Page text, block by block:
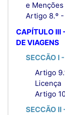
e
Artigo 8.º
CAPÍTULO III
DE VIAGENS
SECCÃO I
Artigo
Licença
Artigo
SECCÃO II